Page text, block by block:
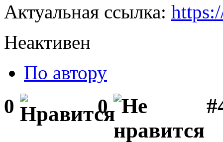
Актуальная ссылка:
Неактивен
По автору
0 0